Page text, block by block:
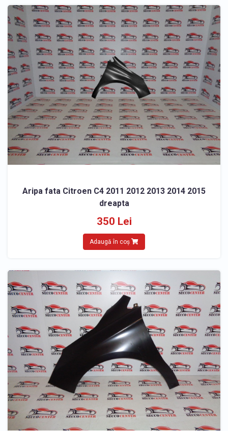
Aripa fata Citroen C4 2011 2012 2013 2014 2015
dreapta
350 Lei
Adaugă în coș